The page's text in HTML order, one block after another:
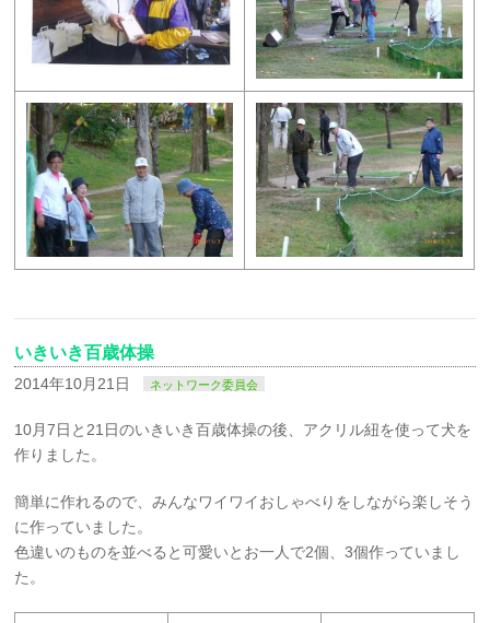
いきいき百歳体操
2014年10月21日 ネットワーク委員会
10月7日と21日のいきいき百歳体操の後、アクリル紐を使って犬を
作りました。
簡単に作れるので、みんなワイワイおしゃべりをしながら楽しそう
に作っていました。
色違いのものを並べると可愛いとお一人で2個、3個作っていまし
た。